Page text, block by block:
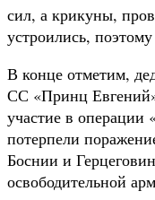
сил, а крикуны,
устроились,
В конце отметим,
СС «Принц
участие в операции
потерпели
Боснии и
освободительной